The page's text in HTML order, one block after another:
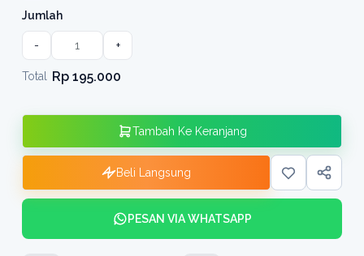
Jumlah
- +
Total Rp 195.000
Tambah Ke Keranjang
Beli Langsung
PESAN VIA WHATSAPP